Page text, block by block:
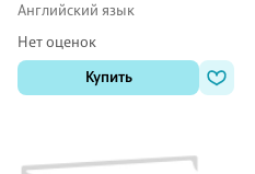
Английский язык
Нет оценок
Купить